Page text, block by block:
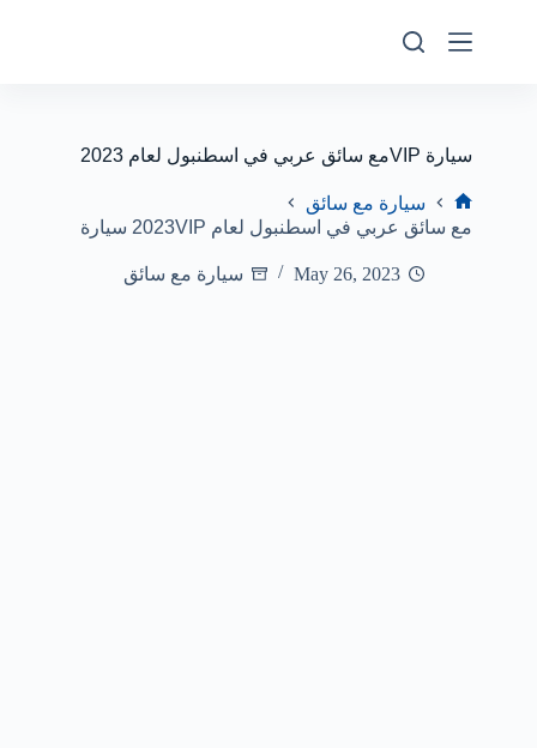
مع سائق عربي في اسطنبول لعام 2023VIP سيارة
سيارة مع سائق
مع سائق عربي في اسطنبول لعام 2023VIP سيارة
May 26, 2023 سيارة مع سائق